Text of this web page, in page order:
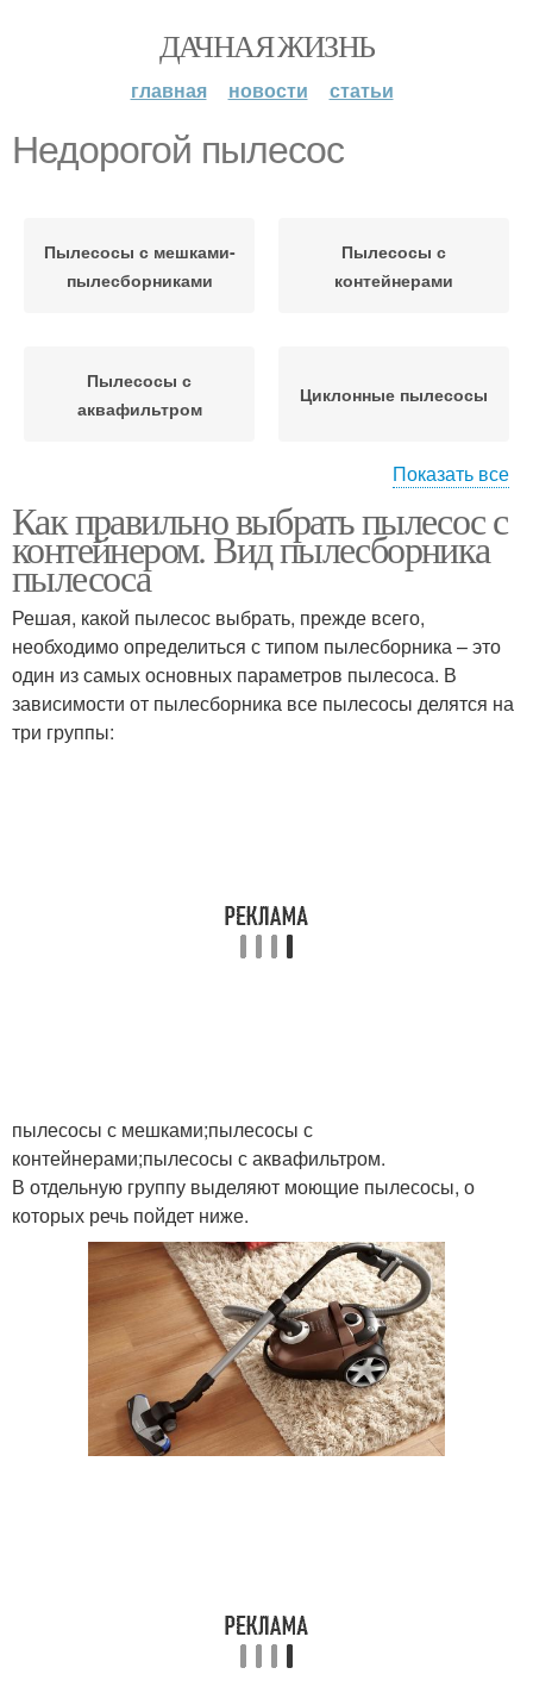
ДАЧНАЯ ЖИЗНЬ
главная новости статьи
Недорогой пылесос
Пылесосы с мешками-
пылесборниками
Пылесосы с
контейнерами
Пылесосы с
аквафильтром
Циклонные пылесосы
стандартным набором
Вертикальный пылесос
Обычный пылесос Безмешковый пылесос
Пылесосы для уборки
Показать все
Как правильно выбрать пылесос с
контейнером. Вид пылесборника
пылесоса
Решая, какой пылесос выбрать, прежде всего,
необходимо определиться с типом пылесборника – это
один из самых основных параметров пылесоса. В
зависимости от пылесборника все пылесосы делятся на
три группы:
пылесосы с мешками;пылесосы с
контейнерами;пылесосы с аквафильтром.
В отдельную группу выделяют моющие пылесосы, о
которых речь пойдет ниже.